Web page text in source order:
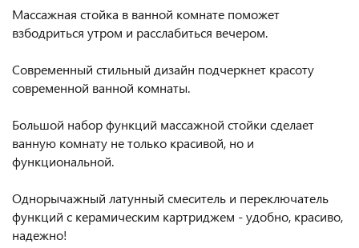
Массажная стойка в ванной комнате поможет
взбодриться утром и расслабиться вечером.
Современный стильный дизайн подчеркнет красоту
современной ванной комнаты.
Большой набор функций массажной стойки сделает
ванную комнату не только красивой, но и
функциональной.
Однорычажный латунный смеситель и переключатель
функций с керамическим картриджем - удобно, красиво,
надежно!